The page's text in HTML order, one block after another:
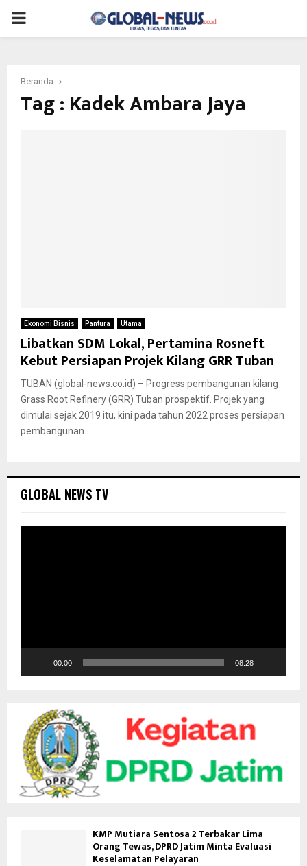
PRIMARY
Beranda
Tag : Kadek Ambara Jaya
Ekonomi Bisnis Pantura Utama
Libatkan SDM Lokal, Pertamina Rosneft
Kebut Persiapan Projek Kilang GRR Tuban
TUBAN (global-news.co.id) – Progress pembangunan kilang
Grass Root Refinery (GRR) Tuban prospektif. Projek yang
dimulai sejak 2019 itu, kini pada tahun 2022 proses persiapan
pembangunan...
GLOBAL NEWS TV
i
e
00:00 08:28
KMP Mutiara Sentosa 2 Terbakar Lima
Orang Tewas, DPRD Jatim Minta Evaluasi
Keselamatan Pelayaran